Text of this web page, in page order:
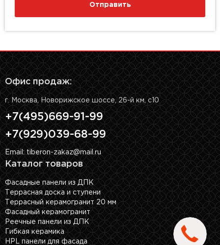
Отправить
Офис продаж:
г. Москва, Новорижское шоссе, 26-й км, с10
+7(495)669-91-99
+7(929)039-68-99
Email: tiberon-zakaz@mail.ru
Каталог товаров
Фасадные панели из ДПК
Террасная доска и ступени
Террасный керамогранит 20 мм
Фасадный керамогранит
Реечные панели из ДПК
Гибкая керамика
HPL панели для фасада